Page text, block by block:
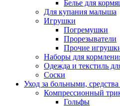
Белье для
Для купания малыша
Игрушки
Погремушки
Прорезыватели
Прочие
Наборы для
Одежда и текстиль
Соски
Уход за больными,
Компрессионный
Гольфы